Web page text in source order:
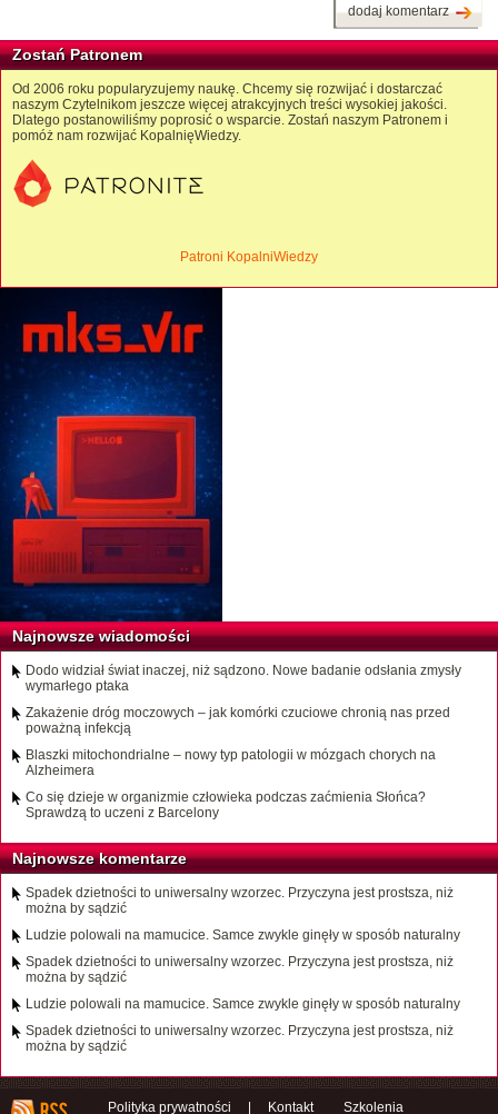
dodaj komentarz
Zostań Patronem
Od 2006 roku popularyzujemy naukę. Chcemy się rozwijać i dostarczać
naszym Czytelnikom jeszcze więcej atrakcyjnych treści wysokiej jakości.
Dlatego postanowiliśmy poprosić o wsparcie. Zostań naszym Patronem i
pomóż nam rozwijać KopalnięWiedzy.
Patroni KopalniWiedzy
Najnowsze wiadomości
Dodo widział świat inaczej, niż sądzono. Nowe badanie odsłania zmysły
wymarłego ptaka
Zakażenie dróg moczowych – jak komórki czuciowe chronią nas przed
poważną infekcją
Blaszki mitochondrialne – nowy typ patologii w mózgach chorych na
Alzheimera
Co się dzieje w organizmie człowieka podczas zaćmienia Słońca?
Sprawdzą to uczeni z Barcelony
Najnowsze komentarze
Spadek dzietności to uniwersalny wzorzec. Przyczyna jest prostsza, niż
można by sądzić
Ludzie polowali na mamucice. Samce zwykle ginęły w sposób naturalny
Spadek dzietności to uniwersalny wzorzec. Przyczyna jest prostsza, niż
można by sądzić
Ludzie polowali na mamucice. Samce zwykle ginęły w sposób naturalny
Spadek dzietności to uniwersalny wzorzec. Przyczyna jest prostsza, niż
można by sądzić
Polityka prywatności Kontakt Szkolenia